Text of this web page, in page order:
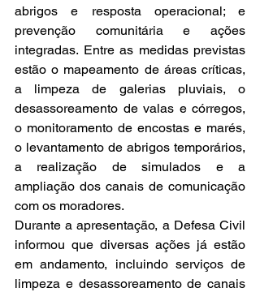
abrigos e resposta operacional; e
prevenção comunitária e ações
integradas. Entre as medidas previstas
estão o mapeamento de áreas críticas,
a limpeza de galerias pluviais, o
desassoreamento de valas e córregos,
o monitoramento de encostas e marés,
o levantamento de abrigos temporários,
a realização de simulados e a
ampliação dos canais de comunicação
com os moradores.
Durante a apresentação, a Defesa Civil
informou que diversas ações já estão
em andamento, incluindo serviços de
limpeza e desassoreamento de canais